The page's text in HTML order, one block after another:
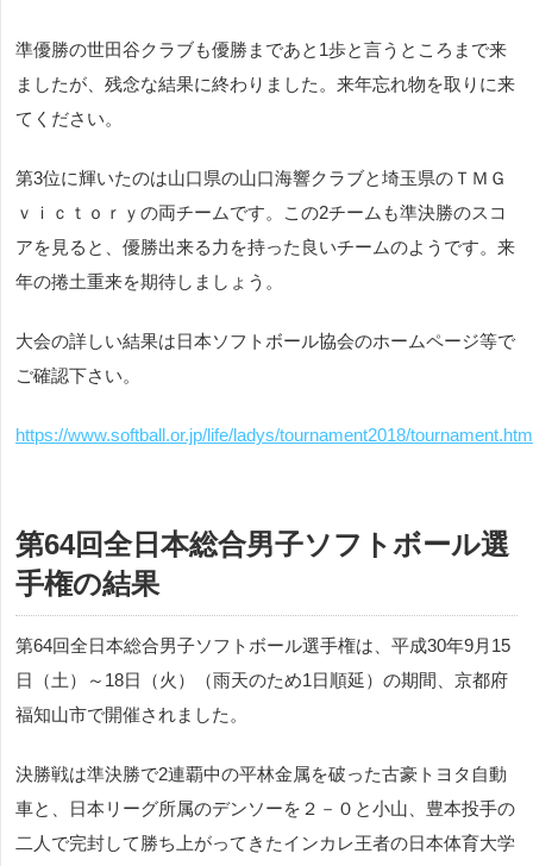
準優勝の世田谷クラブも優勝まであと1歩と言うところまで来
ましたが、残念な結果に終わりました。来年忘れ物を取りに来
てください。
第3位に輝いたのは山口県の山口海響クラブと埼玉県のＴＭＧ
ｖｉｃｔｏｒｙの両チームです。この2チームも準決勝のスコ
アを見ると、優勝出来る力を持った良いチームのようです。来
年の捲土重来を期待しましょう。
大会の詳しい結果は日本ソフトボール協会のホームページ等で
ご確認下さい。
https://www.softball.or.jp/life/ladys/tournament2018/
第64回全日本総合男子ソフトボール選
手権の結果
第64回全日本総合男子ソフトボール選手権は、平成30年9月15
日（土）～18日（火）（雨天のため1日順延）の期間、京都府
福知山市で開催されました。
決勝戦は準決勝で2連覇中の平林金属を破った古豪トヨタ自動
車と、日本リーグ所属のデンソーを２－０と小山、豊本投手の
二人で完封して勝ち上がってきたインカレ王者の日本体育大学